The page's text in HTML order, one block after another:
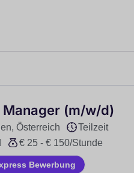
(m/w/d)
Österreich
Teilzeit
€ 25 - € 150/Stunde
Bewerbung